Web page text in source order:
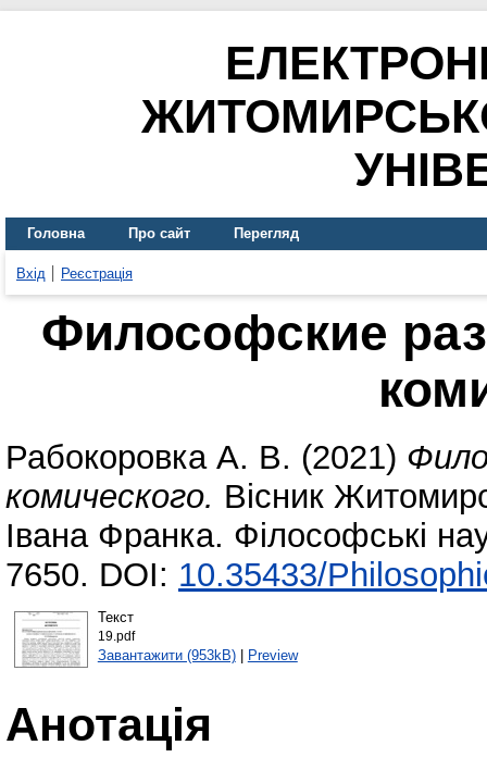
Головна Про сайт Перегляд
Вхід Реєстрація
Философские
Рабокоровка А. В. (2021)
комического. Вісник
Івана Франка. Філософські
7650. DOI: 10.35433/
Текст
19.pdf
Завантажити (953kB)| Preview
Анотація